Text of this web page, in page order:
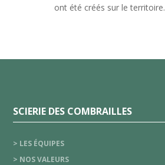
ont été créés sur le territoire.
SCIERIE DES COMBRAILLES
> LES ÉQUIPES
> NOS VALEURS